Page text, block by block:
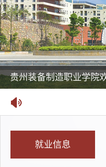
国家24365大学生就业
就业信息